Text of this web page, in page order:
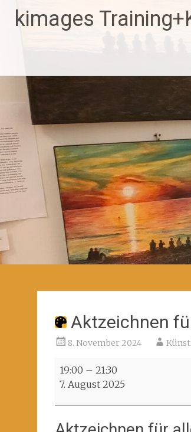
Zum
Inhaltkimages
Aktzeichnen
8. November 2024
Aktzeichnen
für
19:00 – 21:30
7. August 2025